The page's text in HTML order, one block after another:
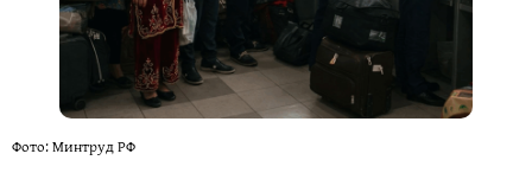
Фото: Минтруд РФ